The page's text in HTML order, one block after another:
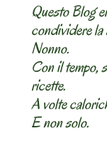
Questo Blog
condividere la
Nonno.
Con il tempo,
ricette.
A volte
E non solo.